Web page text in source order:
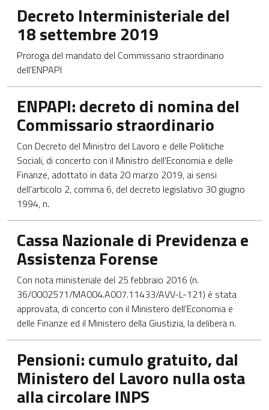
Decreto Interministeriale del
18 settembre 2019
Proroga del mandato del Commissario straordinario
dell'ENPAPI
ENPAPI: decreto di nomina del
Commissario straordinario
Con Decreto del Ministro del Lavoro e delle Politiche
Sociali, di concerto con il Ministro dell'Economia e delle
Finanze, adottato in data 20 marzo 2019, ai sensi
dell'articolo 2, comma 6, del decreto legislativo 30 giugno
1994, n.
Cassa Nazionale di Previdenza e
Assistenza Forense
Con nota ministeriale del 25 febbraio 2016 (n.
36/0002571/MA004.A007.11433/AVV-L-121) è stata
approvata, di concerto con il Ministero dell'Economia e
delle Finanze ed il Ministero della Giustizia, la delibera n.
Pensioni: cumulo gratuito, dal
Ministero del Lavoro nulla osta
alla circolare INPS